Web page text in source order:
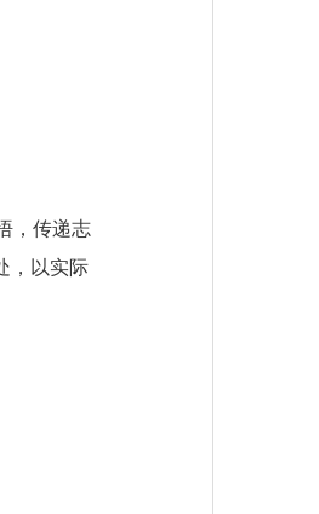
，传递志
，以实际